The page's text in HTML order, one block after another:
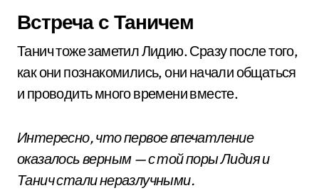
Встреча с Таничем
Танич тоже заметил Лидию. Сразу после того,
как они познакомились, они начали общаться
и проводить много времени вместе.
Интересно, что первое впечатление
оказалось верным — с той поры Лидия и
Танич стали неразлучными.